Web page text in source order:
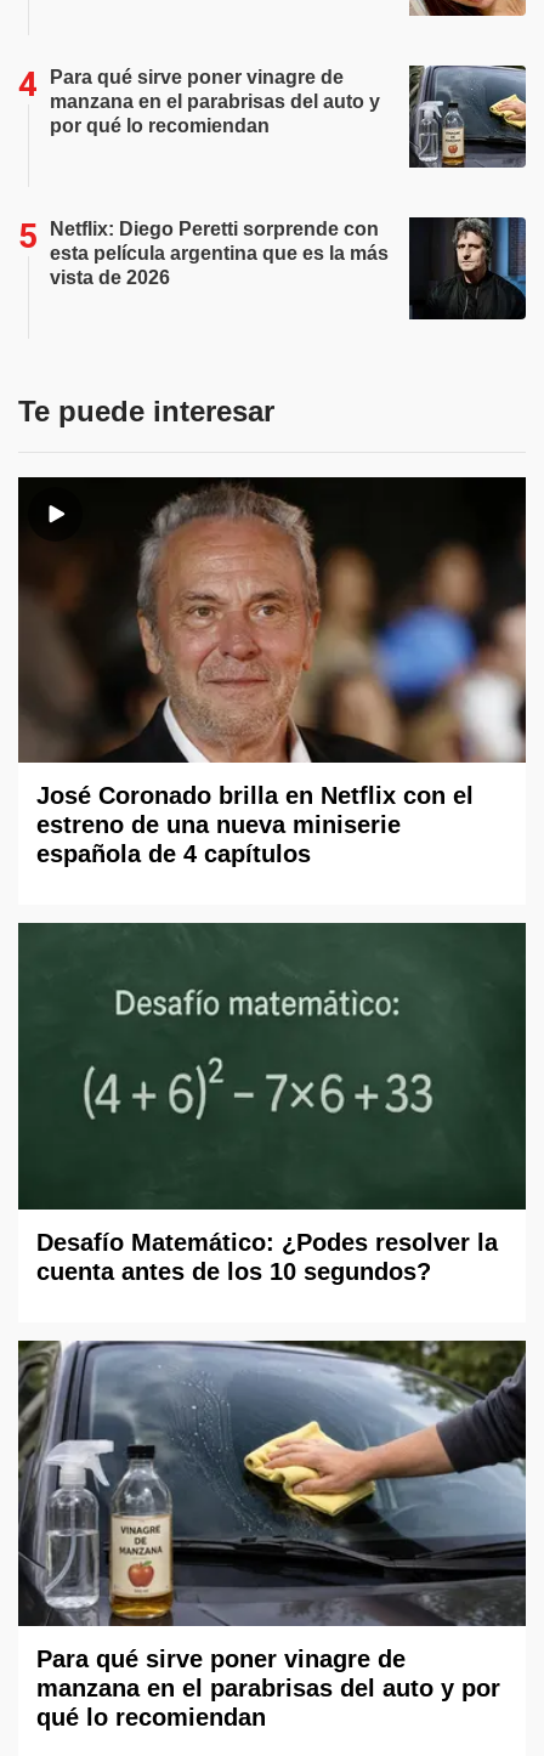
Para qué sirve poner vinagre de
manzana en el parabrisas del auto y
por qué lo recomiendan
Netflix: Diego Peretti sorprende con
esta película argentina que es la más
vista de 2026
Te puede interesar
José Coronado brilla en Netflix con el
estreno de una nueva miniserie
española de 4 capítulos
Desafío Matemático: ¿Podes resolver la
cuenta antes de los 10 segundos?
Para qué sirve poner vinagre de
manzana en el parabrisas del auto y por
qué lo recomiendan